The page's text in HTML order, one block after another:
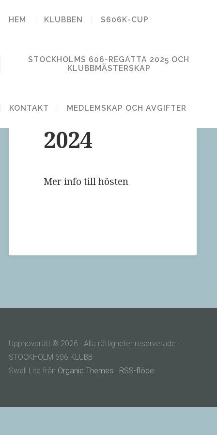
HEM KLUBBEN S606K-CUP
STOCKHOLMS 606-REGATTA 2025 OCH
KLUBBMÄSTERSKAP
KONTAKT MEDLEMSKAP OCH AVGIFTER
STOCKHOLM
606 KLUBB
Höstsegling
2024
Mer info till hösten
Upphovsrätt © 2026 · Alla rättigheter reserverade ·
STOCKHOLM 606 KLUBB
Swell Lite från Organic Themes · RSS-flöde